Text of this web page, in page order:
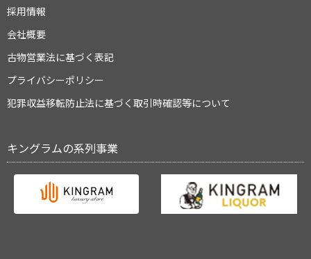
採用情報
会社概要
古物営業法に基づく表記
プライバシーポリシー
犯罪収益移転防止法に基づく取引時確認等について
キングラムの系列事業